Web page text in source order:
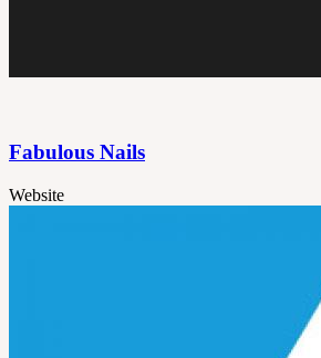
Fabulous Nails
Website